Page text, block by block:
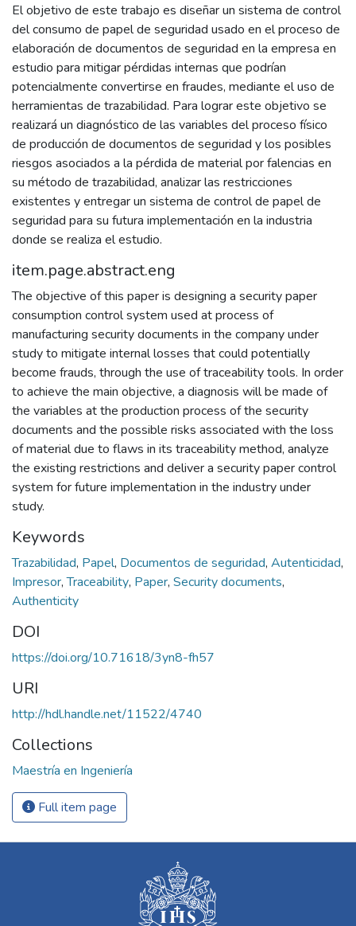
El objetivo de este trabajo es diseñar un sistema de control
del consumo de papel de seguridad usado en el proceso de
elaboración de documentos de seguridad en la empresa en
estudio para mitigar pérdidas internas que podrían
potencialmente convertirse en fraudes, mediante el uso de
herramientas de trazabilidad. Para lograr este objetivo se
realizará un diagnóstico de las variables del proceso físico
de producción de documentos de seguridad y los posibles
riesgos asociados a la pérdida de material por falencias en
su método de trazabilidad, analizar las restricciones
existentes y entregar un sistema de control de papel de
seguridad para su futura implementación en la industria
donde se realiza el estudio.
item.page.abstract.eng
The objective of this paper is designing a security paper
consumption control system used at process of
manufacturing security documents in the company under
study to mitigate internal losses that could potentially
become frauds, through the use of traceability tools. In order
to achieve the main objective, a diagnosis will be made of
the variables at the production process of the security
documents and the possible risks associated with the loss
of material due to flaws in its traceability method, analyze
the existing restrictions and deliver a security paper control
system for future implementation in the industry under
study.
Keywords
Trazabilidad, Papel, Documentos de seguridad, Autenticidad,
Impresor,Traceability, Paper, Security documents,
Authenticity
DOI
https://doi.org/10.71618/3yn8-fh57
URI
http://hdl.handle.net/11522/4740
Collections
Maestría en Ingeniería
Full item page